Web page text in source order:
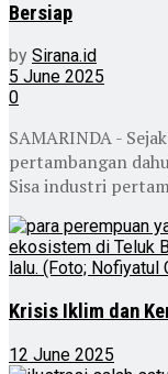
Bersiap
by Sirana.id
5 June 2025
0
SAMARINDA -
pertambangan
Sisa industri
Krisis Iklim dan
12 June 2025